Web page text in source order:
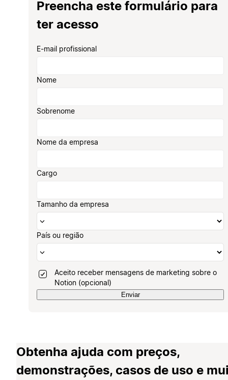
Preencha este formulário para
ter acesso
E-mail profissional
Nome
Sobrenome
Nome da empresa
Cargo
Tamanho da empresa
País ou região
Aceito receber mensagens de marketing sobre o
Notion (opcional)
Enviar
Obtenha ajuda com preços,
demonstrações, casos de uso e